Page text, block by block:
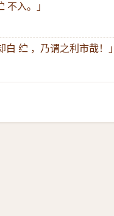
不入。」
白 纻 ，乃谓之利市哉！」